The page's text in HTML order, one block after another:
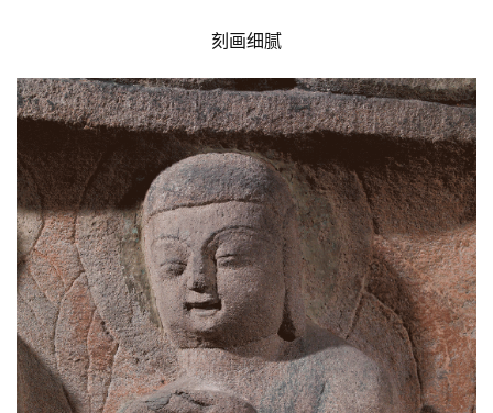
题
益
慈
善
佛
教
人
物
登录 注册
刻画细腻